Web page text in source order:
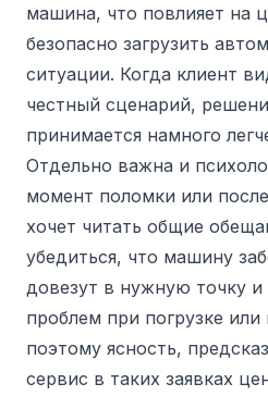
машина, что повлияет на
безопасно загрузить
ситуации. Когда клиент
честный сценарий,
принимается намного
Отдельно важна и
момент поломки или
хочет читать общие
убедиться, что машину
довезут в нужную точку
проблем при погрузке
поэтому ясность,
сервис в таких заявках